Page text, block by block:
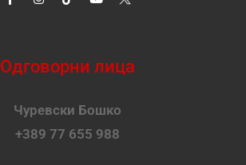
Одговорни лица
Чуревски Бошко
+389 77 655 988